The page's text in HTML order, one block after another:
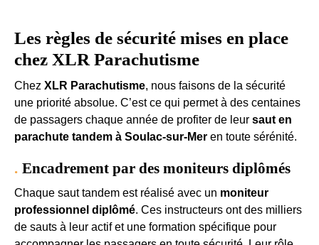
Les règles de sécurité mises en place
chez XLR Parachutisme
Chez XLR Parachutisme, nous faisons de la sécurité
une priorité absolue. C’est ce qui permet à des centaines
de passagers chaque année de profiter de leur saut en
parachute tandem à Soulac-sur-Mer en toute sérénité.
Encadrement par des moniteurs diplômés
Chaque saut tandem est réalisé avec un moniteur
professionnel diplômé. Ces instructeurs ont des milliers
de sauts à leur actif et une formation spécifique pour